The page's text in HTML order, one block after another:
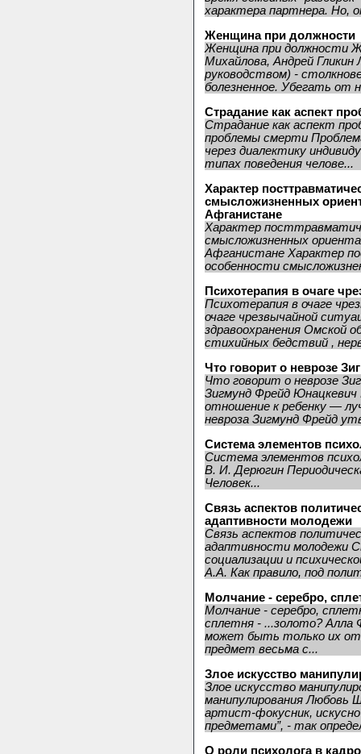
характера партнера. Но,
Женщина при должности
Женщина при должности
Михайлова, Андрей
руководством) -
болезненное. Убегать от
Страдание как аспект
Страдание как аспект
проблемы смерти
через диалектику
типах поведения челове...
Характер
смысложизненных
Афганистане
Характер
смысложизненных
Афганистане Характер
особенности
Психотерапия в очаге
Психотерапия в очаге
очаге чрезвычайной
здравоохранения Омской
стихийных бедствий ,
Что говорит о неврозе
Что говорит о неврозе
Зигмунд Фрейд
отношение к ребенку —
невроза Зигмунд Фрейд
Система элементов
Система элементов
В. И. Дерюгин
Человек...
Связь аспектов
адаптивности молодежи
Связь аспектов
адаптивности молодежи
социализации и
А.А. Как правило, под
Молчание - серебро,
Молчание - серебро,
сплетня - ...золото? Алла
может быть только их
предмет весьма с...
Злое искусство
Злое искусство
манипулирования Любовь
артист-фокусник,
предметами”, - так
О роли психолога в